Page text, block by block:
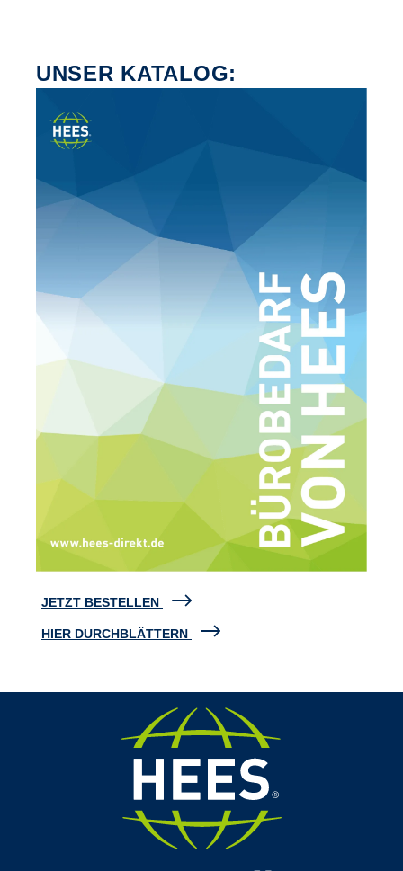
UNSER KATALOG:
JETZT BESTELLEN
HIER DURCHBLÄTTERN